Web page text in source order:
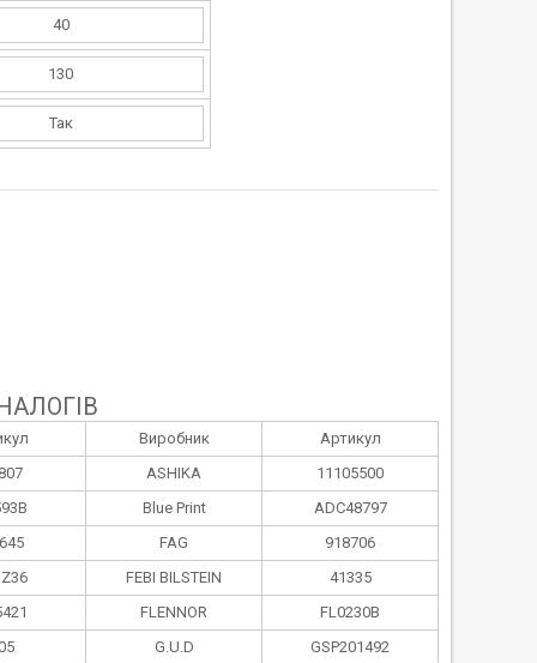
40
130
Так
Виробник
Артикул
ASHIKA
11105500
Blue Print
ADC48797
FAG
918706
FEBI BILSTEIN
41335
FLENNOR
FL0230B
G.U.D GSP201492